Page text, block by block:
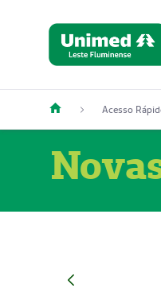
Acesso